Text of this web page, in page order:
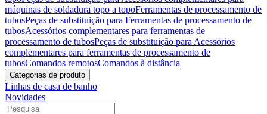
máquinas de soldadura topo a topoFerramentas de processamento de
tubosPeças de substituição para Ferramentas de processamento de
tubosAcessórios complementares para ferramentas de
processamento de tubosPeças de substituição para Acessórios
complementares para ferramentas de processamento de
tubosComandos remotosComandos à distância
Categorias de produto
Linhas de casa de banho
Novidades